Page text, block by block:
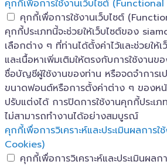
คุกกี้เพื่อการใช้งานเว็บไซต์
คุกกี้เพื่อการใช้งานเว็บไซต์
คุกกี้ประเภทนี้จะช่วยให้เว็บไซต์ของ
เลือกต่าง ๆ ที่ท่านได้ตั้งค่าไว้และช่วยใ
และเนื้อหาเพิ่มเติมให้ตรงกับการใช้งานข
ชื่อบัญชีผู้ใช้งานของท่าน หรือจดจำการ
ขนาดฟอนต์หรือการตั้งค่าต่าง ๆ ของหน้
ปรับแต่งได้ การปิดการใช้งานคุกกี้ประเภ
ไม่สามารถทำงานได้อย่างสมบูรณ์
คุกกี้เพื่อการวิเคราะห์และประเมินผลการ
Cookies)
คุกกี้เพื่อการวิเคราะห์และประเมินผลก